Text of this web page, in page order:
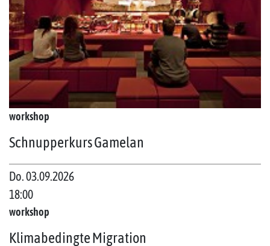
workshop
Schnupperkurs Gamelan
Do. 03.09.2026
18:00
workshop
Klimabedingte Migration